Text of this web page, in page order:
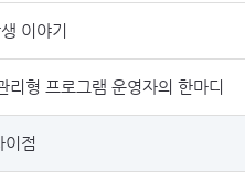
이야기
리형 프로그램 운영자의 한마디
이점